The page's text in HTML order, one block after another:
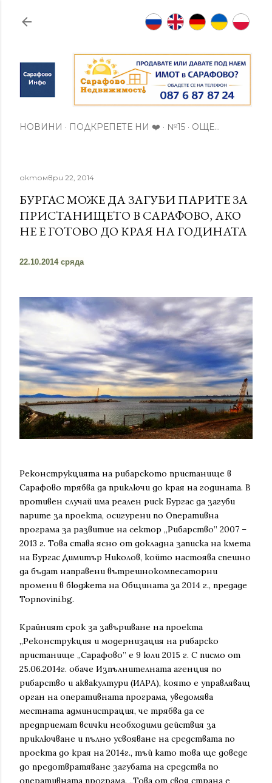
Пропускане към основното съдържание
НОВИНИ ПОДКРЕПЕТЕ НИ ❤️ №15 ОЩЕ…
октомври 22, 2014
БУРГАС МОЖЕ ДА ЗАГУБИ ПАРИТЕ ЗА
ПРИСТАНИЩЕТО В САРАФОВО, АКО
НЕ Е ГОТОВО ДО КРАЯ НА ГОДИНАТА
22.10.2014 сряда
Реконструкцията на рибарското пристанище в
Сарафово трябва да приключи до края на годината. В
противен случай има реален риск Бургас да загуби
парите за проекта, осигурени по Оперативна
програма за развитие на сектор „Рибарство” 2007 –
2013 г. Това става ясно от докладна записка на кмета
на Бургас Димитър Николов, който настоява спешно
да бъдат направени вътрешнокомпесаторни
промени в бюджета на Общината за 2014 г., предаде
Topnovini.bg.
Крайният срок за завършване на проекта
„Реконструкция и модернизация на рибарско
пристанище „Сарафово” е 9 юли 2015 г. С писмо от
25.06.2014г. обаче Изпълнителната агенция по
рибарство и аквакултури (ИАРА), която е управляващ
орган на оперативната програма, уведомява
местната администрация, че трябва да се
предприемат всички необходими действия за
приключване и пълно усвояване на средствата по
проекта до края на 2014г., тъй като това ще доведе
до предотвратяване загубата на средства по
оперативната програма. „Това от своя страна е